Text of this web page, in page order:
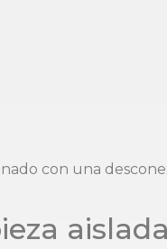
con una
aislada